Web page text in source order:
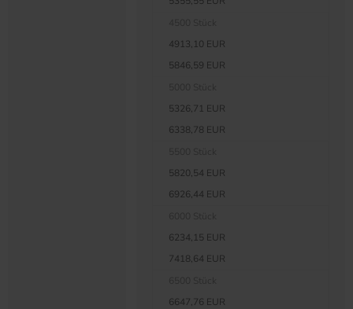
4913,10 EUR
5846,59 EUR
5326,71 EUR
6338,78 EUR
5820,54 EUR
6926,44 EUR
6234,15 EUR
7418,64 EUR
6647,76 EUR